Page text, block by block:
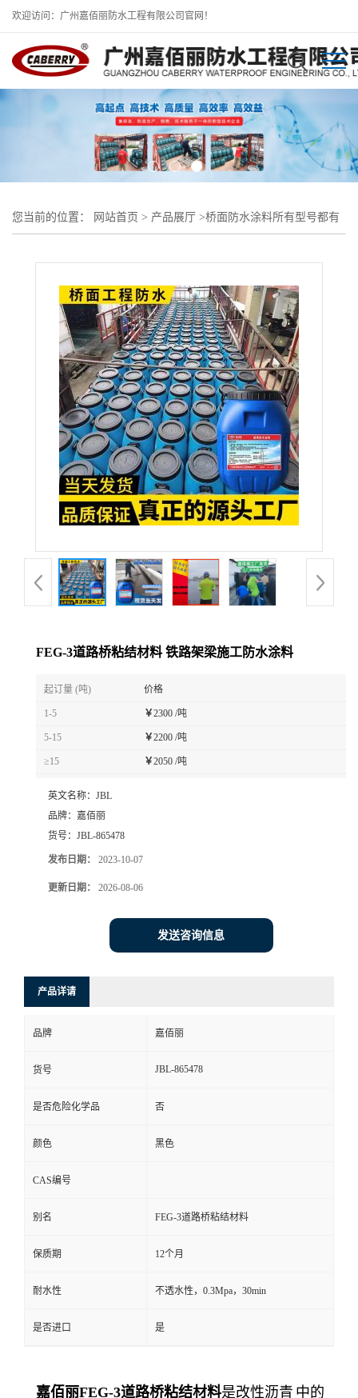
欢迎访问：广州嘉佰丽防水工程有限公司官网！
您当前的位置： 网站首页 > 产品展厅 >桥面防水涂料所有型号都有
FEG-3道路桥粘结材料 铁路架梁施工防水涂料
起订量 (吨) 价格
1-5 ￥2300 /吨
5-15 ￥2200 /吨
≥15 ￥2050 /吨
英文名称： JBL
品牌： 嘉佰丽
货号： JBL-865478
发布日期： 2023-10-07
更新日期： 2026-08-06
发送咨询信息
产品详请
品牌 嘉佰丽
货号 JBL-865478
是否危险化学品 否
颜色 黑色
CAS编号
别名 FEG-3道路桥粘结材料
保质期 12个月
耐水性 不透水性，0.3Mpa，30min
是否进口 是
嘉佰丽FEG-3道路桥粘结材料是改性沥青 中的